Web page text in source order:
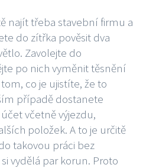
najít třeba stavební firmu a
do zítřka pověsit dva
Zavolejte do
po nich vyměnit těsnění
co je ujistíte, že to
případě dostanete
včetně výjezdu,
položek. A to je určitě
takovou práci bez
vydělá par korun. Proto